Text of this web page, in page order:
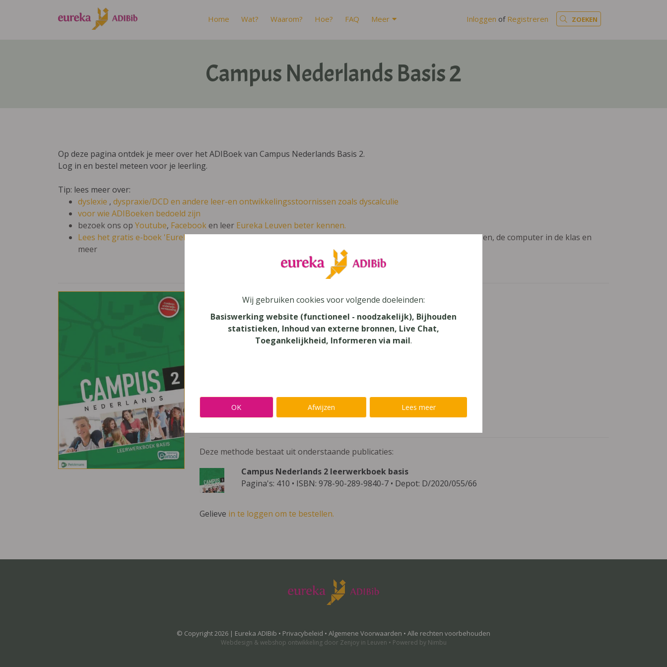
Home Wat? Waarom? Hoe? FAQ Meer Inloggen of Registreren ZOEKEN
Campus Nederlands Basis 2
Op deze pagina ontdek je meer over het ADIBoek van Campus Nederlands Basis 2.
Log in en bestel meteen voor je leerling.
Tip: lees meer over:
dyslexie , dyspraxie/DCD en andere leer-en ontwikkelingsstoornissen zoals dyscalculie
voor wie ADIBoeken bedoeld zijn
bezoek ons op Youtube, Facebooken leer Eureka Leuven beter kennen.
Lees het gratis e-boek 'Eureka: leren en leven in je talent'en lees meer over thema's als redelijke aanpassingen, de computer in de klas en
meer
Campus Nederlands Basis 2
Vak
Nederlands
Uitgeverij
Deze methode bestaat uit onderstaande publicaties:
Campus Nederlands 2 leerwerkboek basis
Pagina's: 410 • ISBN: 978-90-289-9840-7 • Depot: D/2020/055/66
Gelieve in te loggen om te bestellen.
© Copyright 2026 | Eureka ADIBib • Privacybeleid • Algemene Voorwaarden • Alle rechten voorbehouden
Webdesign & webshop ontwikkelingdoor Zenjoy in Leuven • Powered by Nimbu
Wij gebruiken cookies voor volgende doeleinden:
Basiswerking website (functioneel - noodzakelijk), Bijhouden
statistieken, Inhoud van externe bronnen, Live Chat,
Toegankelijkheid, Informeren via mail.
OK Afwijzen Lees meer